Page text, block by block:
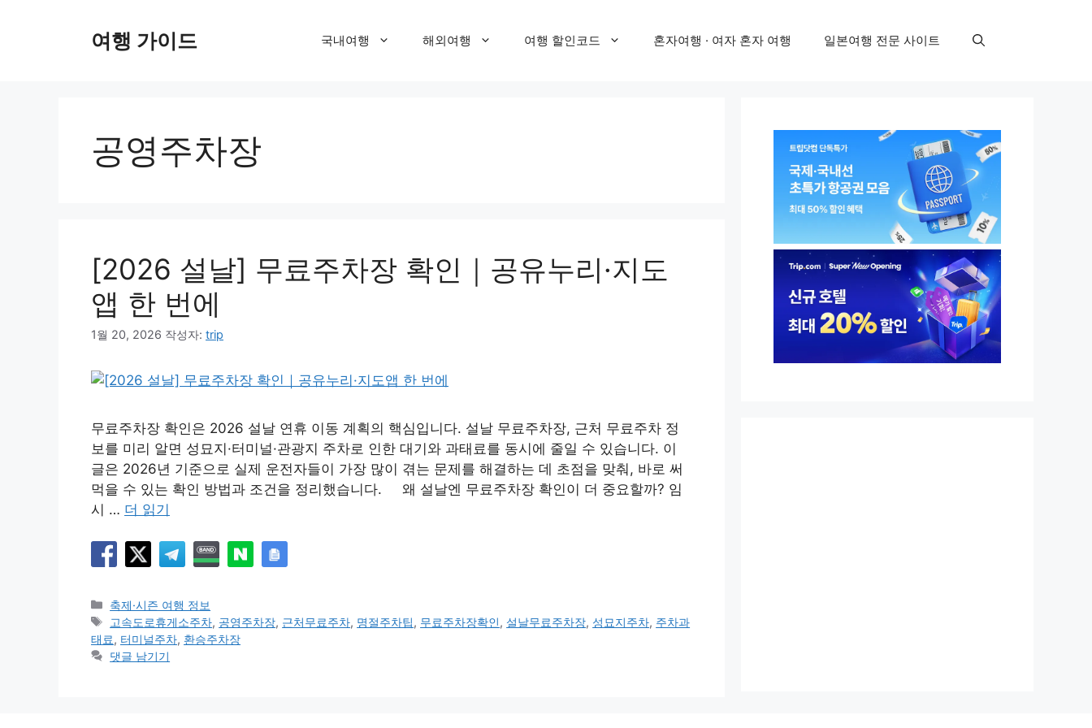
여행 가이드 국내여행 해외여행 여행 할인코드 혼자여행 · 여자 혼자 여행 일본여행 전문 사이트
공영주차장
[2026 설날] 무료주차장 확인｜공유누리·지도
앱 한 번에
1월 20, 2026 작성자: trip
무료주차장 확인은 2026 설날 연휴 이동 계획의 핵심입니다. 설날 무료주차장, 근처 무료주차 정
보를 미리 알면 성묘지·터미널·관광지 주차로 인한 대기와 과태료를 동시에 줄일 수 있습니다. 이
글은 2026년 기준으로 실제 운전자들이 가장 많이 겪는 문제를 해결하는 데 초점을 맞춰, 바로 써
먹을 수 있는 확인 방법과 조건을 정리했습니다. 왜 설날엔 무료주차장 확인이 더 중요할까? 임
시 … 더 읽기
카
테
고
리
축제·시즌 여행 정보
태
그
고속도로휴게소주차, 공영주차장, 근처무료주차, 명절주차팁, 무료주차장확인, 설날무료주차장, 성묘지주차, 주차과
태료, 터미널주차, 환승주차장
댓글 남기기